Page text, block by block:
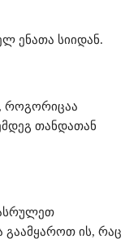
ენათა სიიდან.
როგორიცაა
თანდათან
გაამყაროთ ის, რაც